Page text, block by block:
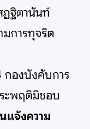
ฏฐิตานันท์
การทุจริต
กองบังคับการ
ะพฤติมิชอบ
แจ้งความ